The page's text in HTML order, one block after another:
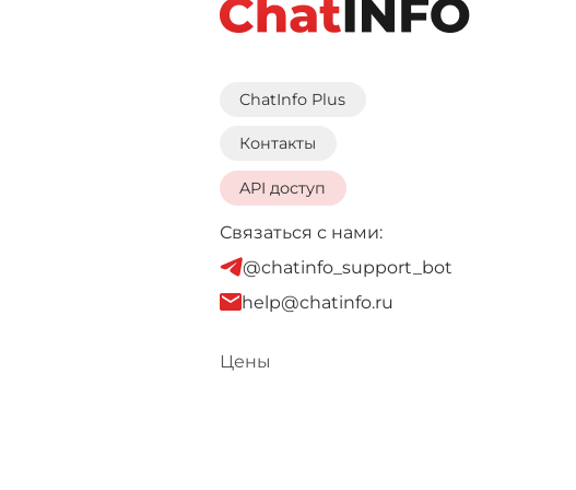
ChatInfo Plus
Контакты
API доступ
Связаться с нами:
@chatinfo_support_bot
help@chatinfo.ru
Цены